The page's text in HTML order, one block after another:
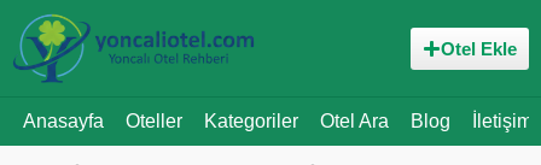
Otel Ekle
Anasayfa Oteller Kategoriler Otel Ara Blog İletişim